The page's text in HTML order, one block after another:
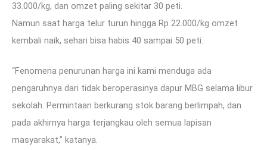
33.000/kg, dan omzet paling sekitar 30 peti.
Namun saat harga telur turun hingga Rp 22.000/kg omzet
kembali naik, sehari bisa habis 40 sampai 50 peti.
“Fenomena penurunan harga ini kami menduga ada
pengaruhnya dari tidak beroperasinya dapur MBG selama libur
sekolah. Permintaan berkurang stok barang berlimpah, dan
pada akhirnya harga terjangkau oleh semua lapisan
masyarakat,” katanya.